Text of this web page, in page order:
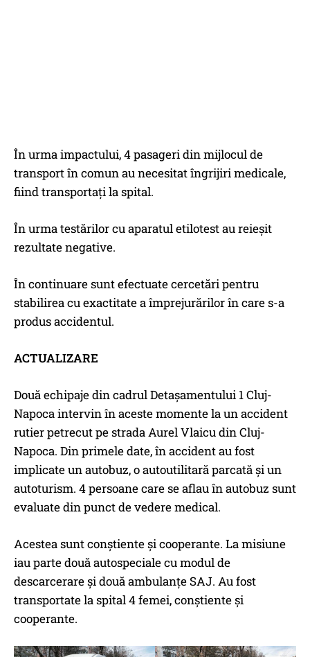
În urma impactului, 4 pasageri din mijlocul de
transport în comun au necesitat îngrijiri medicale,
fiind transportați la spital.
În urma testărilor cu aparatul etilotest au reieșit
rezultate negative.
În continuare sunt efectuate cercetări pentru
stabilirea cu exactitate a împrejurărilor în care s-a
produs accidentul.
ACTUALIZARE
Două echipaje din cadrul Detașamentului 1 Cluj-
Napoca intervin în aceste momente la un accident
rutier petrecut pe strada Aurel Vlaicu din Cluj-
Napoca. Din primele date, în accident au fost
implicate un autobuz, o autoutilitară parcată și un
autoturism. 4 persoane care se aflau în autobuz sunt
evaluate din punct de vedere medical.
Acestea sunt conștiente și cooperante. La misiune
iau parte două autospeciale cu modul de
descarcerare și două ambulanțe SAJ. Au fost
transportate la spital 4 femei, conștiente și
cooperante.